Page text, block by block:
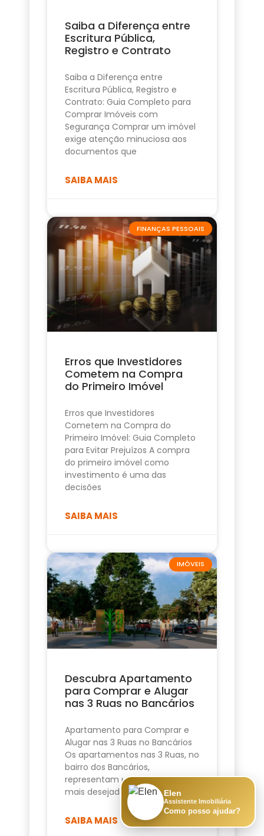
Saiba a Diferença entre
Escritura Pública,
Registro e Contrato
Saiba a Diferença entre
Escritura Pública, Registro e
Contrato: Guia Completo para
Comprar Imóveis com
Segurança Comprar um imóvel
exige atenção minuciosa aos
documentos que
SAIBA MAIS
FINANÇAS PESSOAIS
Erros que Investidores
Cometem na Compra
do Primeiro Imóvel
Erros que Investidores
Cometem na Compra do
Primeiro Imóvel: Guia Completo
para Evitar Prejuízos A compra
do primeiro imóvel como
investimento é uma das
decisões
SAIBA MAIS
IMÓVEIS
Descubra Apartamento
para Comprar e Alugar
nas 3 Ruas no Bancários
Apartamento para Comprar e
Alugar nas 3 Ruas no Bancários
Os apartamentos nas 3 Ruas, no
bairro dos Bancários,
representam uma das opções
mais desejadas de
SAIBA MAIS
Elen
Assistente Imobiliária
Como posso ajudar?